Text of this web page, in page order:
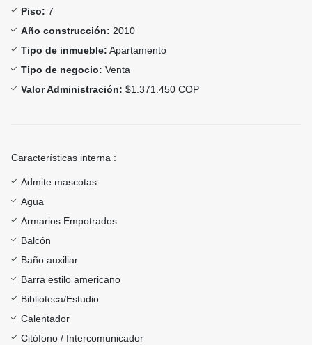
Piso: 7
Año construcción: 2010
Tipo de inmueble: Apartamento
Tipo de negocio: Venta
Valor Administración: $1.371.450 COP
Características interna :
Admite mascotas
Agua
Armarios Empotrados
Balcón
Baño auxiliar
Barra estilo americano
Biblioteca/Estudio
Calentador
Citófono / Intercomunicador